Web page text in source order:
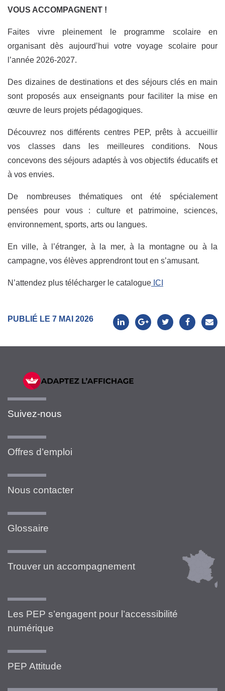
VOUS ACCOMPAGNENT !
Faites vivre pleinement le programme scolaire en
organisant dès aujourd’hui votre voyage scolaire pour
l’année 2026-2027.
Des dizaines de destinations et des séjours clés en main
sont proposés aux enseignants pour faciliter la mise en
œuvre de leurs projets pédagogiques.
Découvrez nos différents centres PEP, prêts à accueillir
vos classes dans les meilleures conditions. Nous
concevons des séjours adaptés à vos objectifs éducatifs et
à vos envies.
De nombreuses thématiques ont été spécialement
pensées pour vous : culture et patrimoine, sciences,
environnement, sports, arts ou langues.
En ville, à l’étranger, à la mer, à la montagne ou à la
campagne, vos élèves apprendront tout en s’amusant.
N’attendez plus télécharger le catalogue ICI
PUBLIÉ LE 7 MAI 2026
Suivez-nous
Offres d’emploi
Nous contacter
Glossaire
Trouver un accompagnement
Les PEP s’engagent pour l’accessibilité
numérique
PEP Attitude